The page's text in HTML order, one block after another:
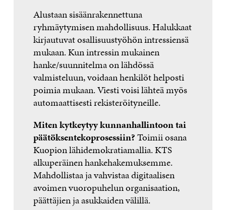
Alustaan sisäänrakennettuna
ryhmäytymisen mahdollisuus. Halukkaat
kirjautuvat osallisuustyöhön intressiensä
mukaan. Kun intressin mukainen
hanke/suunnitelma on lähdössä
valmisteluun, voidaan henkilöt helposti
poimia mukaan. Viesti voisi lähteä myös
automaattisesti rekisteröityneille.
Miten kytkeytyy kunnanhallintoon tai
päätöksentekoprosessiin?Toimii osana
Kuopion lähidemokratiamallia. KTS
alkuperäinen hankehakemuksemme.
Mahdollistaa ja vahvistaa digitaalisen
avoimen vuoropuhelun organisaation,
päättäjien ja asukkaiden välillä.